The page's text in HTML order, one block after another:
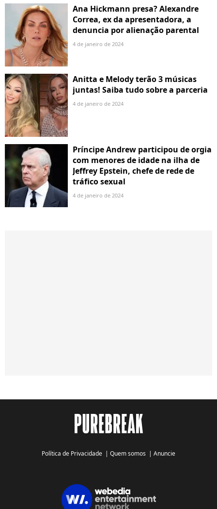
Ana Hickmann presa? Alexandre
Correa, ex da apresentadora, a
denuncia por alienação parental
4 de janeiro de 2024
Anitta e Melody terão 3 músicas
juntas! Saiba tudo sobre a parceria
4 de janeiro de 2024
Príncipe Andrew participou de orgia
com menores de idade na ilha de
Jeffrey Epstein, chefe de rede de
tráfico sexual
4 de janeiro de 2024
Política de Privacidade | Quem somos | Anuncie